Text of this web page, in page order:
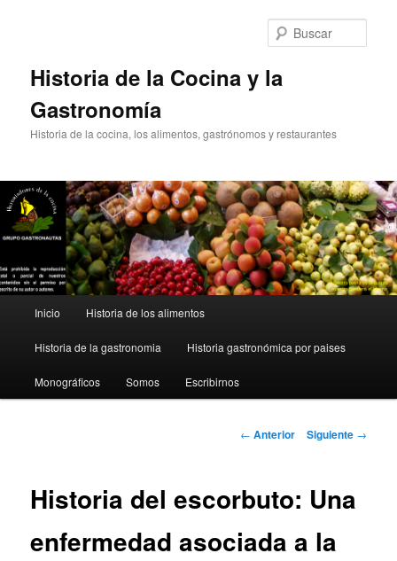
Historia de la Cocina y la
Gastronomía
Historia de la cocina, los alimentos, gastrónomos y restaurantes
principal
Inicio Historia de los alimentos
Historia de la gastronomia Historia gastronómica por paises
Monográficos Somos Escribirnos
Navegación
← Anterior Siguiente →
Historia del escorbuto: Una
enfermedad asociada a la